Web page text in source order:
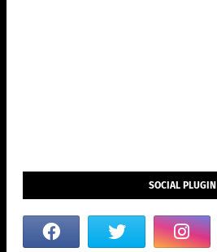
SOCIAL PLUGIN